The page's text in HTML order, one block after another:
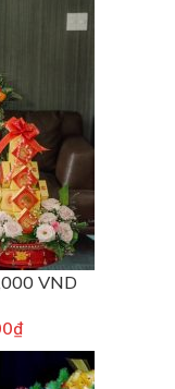
VND
₫